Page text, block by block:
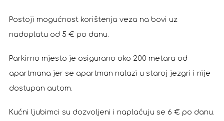
Postoji mogućnost korištenja veza na bovi uz
nadoplatu od 5 € po danu.
Parkirno mjesto je osigurano oko 200 metara od
apartmana jer se apartman nalazi u staroj jezgri i nije
dostupan autom.
Kućni ljubimci su dozvoljeni i naplaćuju se 6 € po danu.